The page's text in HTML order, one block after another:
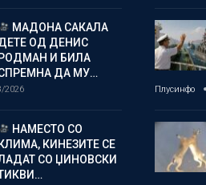
МАДОНА САКАЛА
ОД ДЕНИС
РОДМАН И БИЛА
ДА МУ…
2026
НАМЕСТО СО
КЛИМА, КИНЕЗИТЕ СЕ
СО ЏИНОВСКИ
Плусинфо